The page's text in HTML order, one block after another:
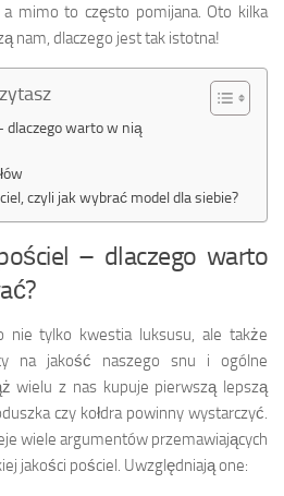
mimo to często pomijana. Oto kilka
nam, dlaczego jest tak istotna!
dlaczego warto w nią
czyli jak wybrać model dla siebie?
– dlaczego warto
nie tylko kwestia luksusu, ale także
na jakość naszego snu i ogólne
wielu z nas kupuje pierwszą lepszą
czy kołdra powinny wystarczyć.
wiele argumentów przemawiających
jakości pościel. Uwzględniają one: